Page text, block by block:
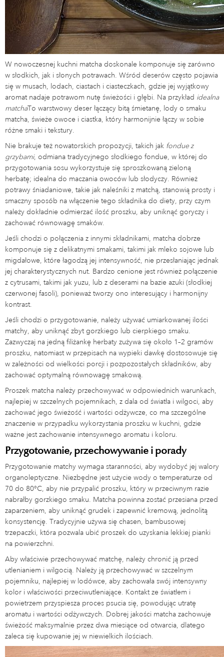
W nowoczesnej kuchni matcha doskonale komponuje się zarówno
w słodkich, jak i słonych potrawach. Wśród deserów często pojawia
się w musach, lodach, ciastach i ciasteczkach, gdzie jej wyjątkowy
aromat nadaje potrawom nutę świeżości i głębi. Na przykład idealna
matchaTo warstwowy deser łączący bitą śmietanę, lody o smaku
matcha, świeże owoce i ciastka, który harmonijnie łączy w sobie
różne smaki i tekstury.
Nie brakuje też nowatorskich propozycji, takich jak fondue z
grzybami, odmiana tradycyjnego słodkiego fondue, w której do
przygotowania sosu wykorzystuje się sproszkowaną zieloną
herbatę; idealna do maczania owoców lub słodyczy. Również
potrawy śniadaniowe, takie jak naleśniki z matchą, stanowią prosty i
smaczny sposób na włączenie tego składnika do diety, przy czym
należy dokładnie odmierzać ilość proszku, aby uniknąć goryczy i
zachować równowagę smaków.
Jeśli chodzi o połączenia z innymi składnikami, matcha dobrze
komponuje się z delikatnymi smakami, takimi jak mleko sojowe lub
migdałowe, które łagodzą jej intensywność, nie przesłaniając jednak
jej charakterystycznych nut. Bardzo cenione jest również połączenie
z cytrusami, takimi jak yuzu, lub z deserami na bazie azuki (słodkiej
czerwonej fasoli), ponieważ tworzy ono interesujący i harmonijny
kontrast.
Jeśli chodzi o przygotowanie, należy używać umiarkowanej ilości
matchy, aby uniknąć zbyt gorzkiego lub cierpkiego smaku.
Zazwyczaj na jedną filiżankę herbaty zużywa się około 1–2 gramów
proszku, natomiast w przepisach na wypieki dawkę dostosowuje się
w zależności od wielkości porcji i pozpozostałych składników, aby
zachować optymalną równowagę smakową.
Proszek matcha należy przechowywać w odpowiednich warunkach,
najlepiej w szczelnych pojemnikach, z dala od światła i wilgoci, aby
zachować jego świeżość i wartości odżywcze, co ma szczególne
znaczenie w przypadku wykorzystania proszku w kuchni, gdzie
ważne jest zachowanie intensywnego aromatu i koloru.
Przygotowanie, przechowywanie i porady
Przygotowanie matchy wymaga staranności, aby wydobyć jej walory
organoleptyczne. Niezbędne jest użycie wody o temperaturze od
70 do 80°C, aby nie przypalić proszku, który w przeciwnym razie
nabrałby gorzkiego smaku. Matcha powinna zostać przesiana przed
zaparzeniem, aby uniknąć grudek i zapewnić kremową, jednolitą
konsystencję. Tradycyjnie używa się chasen, bambusowej
trzepaczki, która pozwala ubić proszek do uzyskania lekkiej pianki
na powierzchni.
Aby właściwie przechowywać matchę, należy chronić ją przed
utlenianiem i wilgocią. Należy ją przechowywać w szczelnym
pojemniku, najlepiej w lodówce, aby zachowała swój intensywny
kolor i właściwości przeciwutleniające. Kontakt ze światłem i
powietrzem przyspiesza proces psucia się, powodując utratę
aromatu i wartości odżywczych. Dobrej jakości matcha zachowuje
świeżość maksymalnie przez dwa miesiące od otwarcia, dlatego
zaleca się kupowanie jej w niewielkich ilościach.